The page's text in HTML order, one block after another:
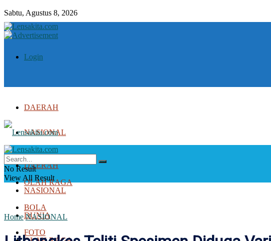
Sabtu, Agustus 8, 2026
Login
DAERAH
NASIONAL
DUNIA
OLAH RAGA
BOLA
FOTO
DAERAH
NASIONAL
DUNIA
No Result
View All Result
Home NASIONAL